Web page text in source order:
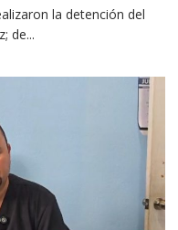
la detención del
de...